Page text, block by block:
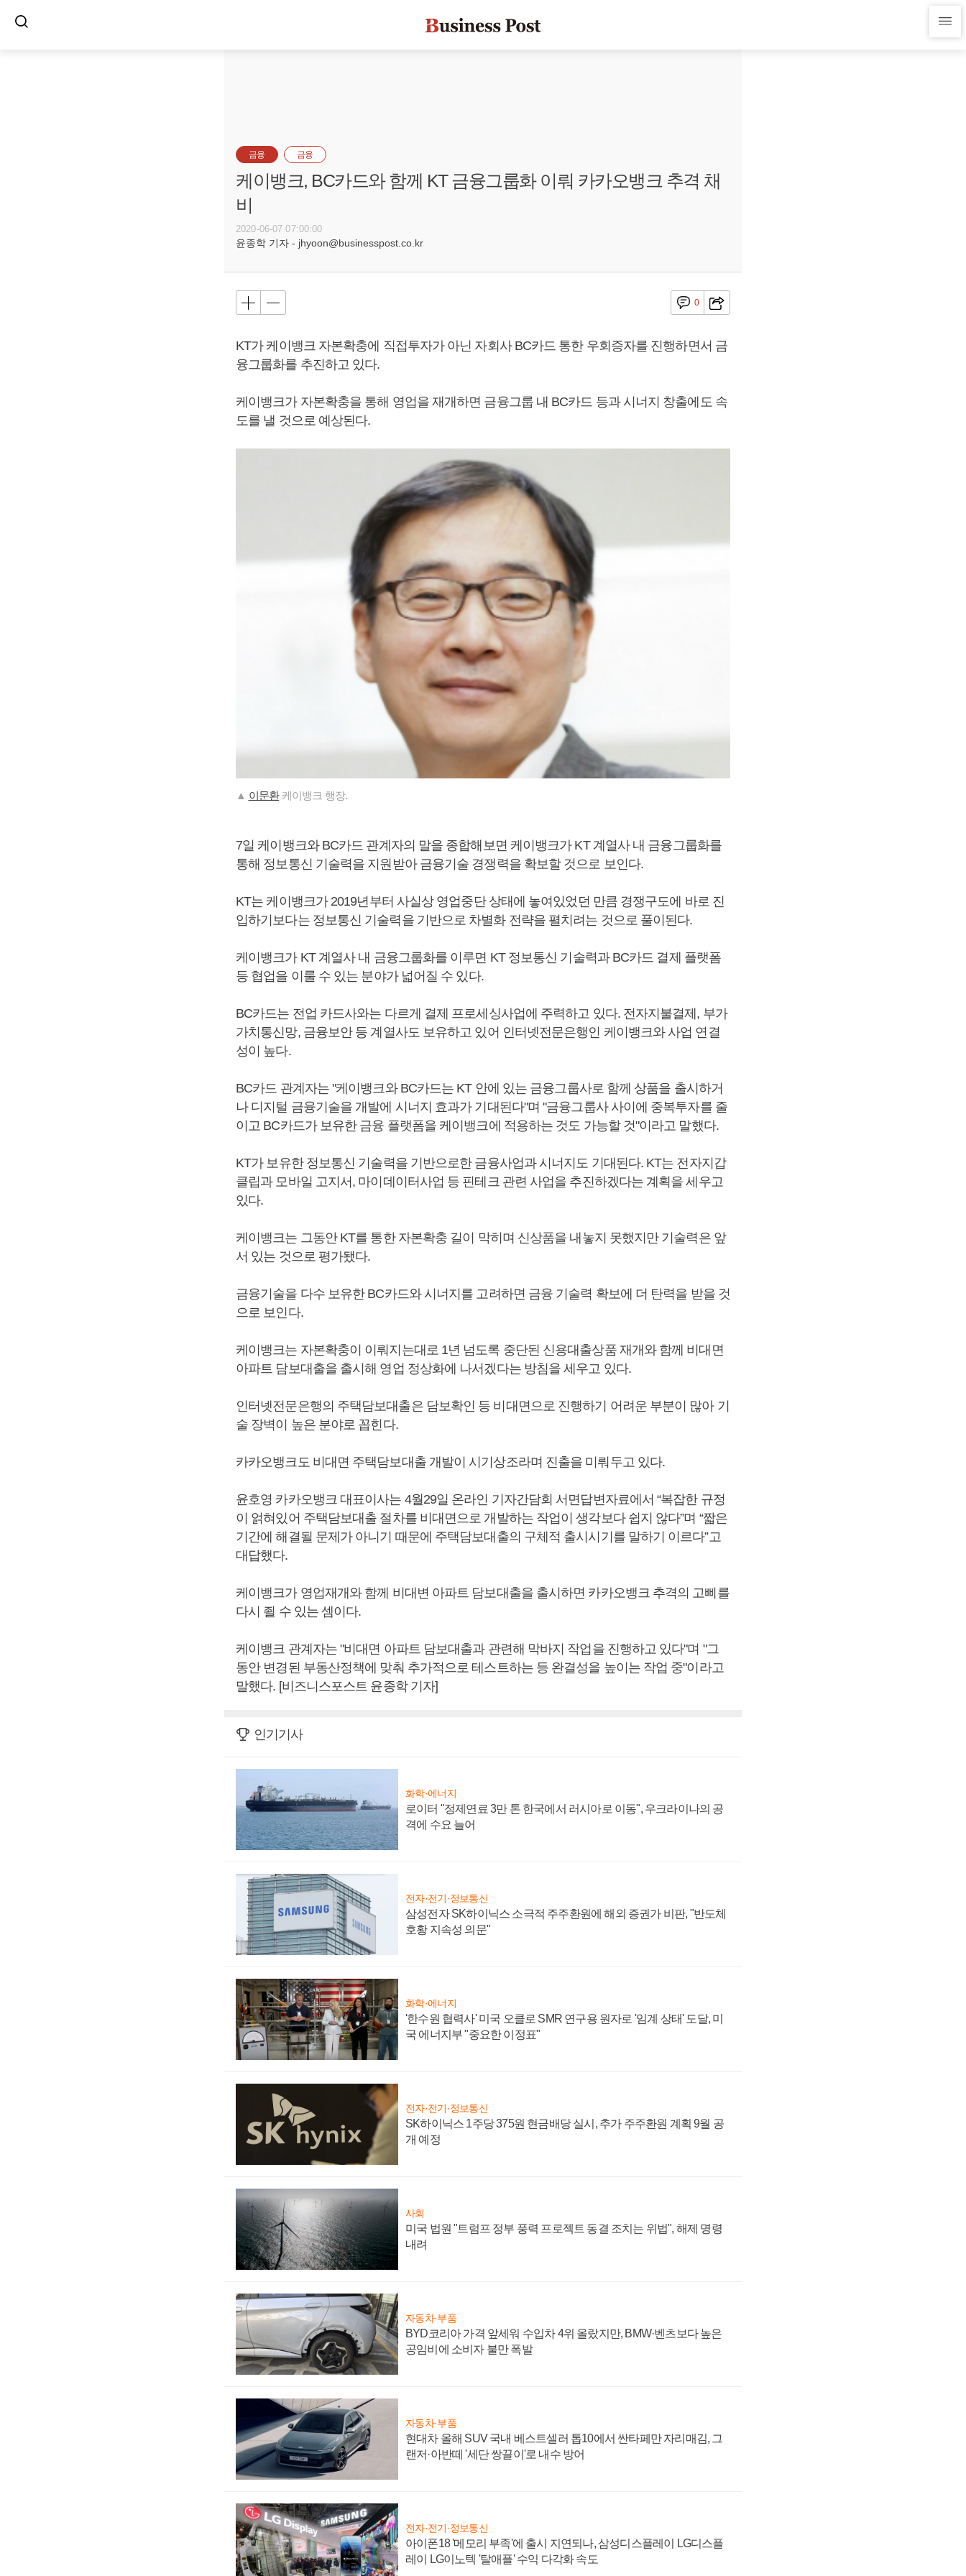
금융 금융
케이뱅크, BC카드와 함께 KT 금융그룹화 이뤄 카카오뱅크 추격 채
비
2020-06-07 07:00:00
윤종학 기자 - jhyoon@businesspost.co.kr
0
KT가 케이뱅크 자본확충에 직접투자가 아닌 자회사 BC카드 통한 우회증자를 진행하면서 금
융그룹화를 추진하고 있다.
케이뱅크가 자본확충을 통해 영업을 재개하면 금융그룹 내 BC카드 등과 시너지 창출에도 속
도를 낼 것으로 예상된다.
▲ 이문환케이뱅크 행장.
7일 케이뱅크와 BC카드 관계자의 말을 종합해보면 케이뱅크가 KT 계열사 내 금융그룹화를
통해 정보통신 기술력을 지원받아 금융기술 경쟁력을 확보할 것으로 보인다.
KT는 케이뱅크가 2019년부터 사실상 영업중단 상태에 놓여있었던 만큼 경쟁구도에 바로 진
입하기보다는 정보통신 기술력을 기반으로 차별화 전략을 펼치려는 것으로 풀이된다.
케이뱅크가 KT 계열사 내 금융그룹화를 이루면 KT 정보통신 기술력과 BC카드 결제 플랫폼
등 협업을 이룰 수 있는 분야가 넓어질 수 있다.
BC카드는 전업 카드사와는 다르게 결제 프로세싱사업에 주력하고 있다. 전자지불결제, 부가
가치통신망, 금융보안 등 계열사도 보유하고 있어 인터넷전문은행인 케이뱅크와 사업 연결
성이 높다.
BC카드 관계자는 "케이뱅크와 BC카드는 KT 안에 있는 금융그룹사로 함께 상품을 출시하거
나 디지털 금융기술을 개발에 시너지 효과가 기대된다"며 "금융그룹사 사이에 중복투자를 줄
이고 BC카드가 보유한 금융 플랫폼을 케이뱅크에 적용하는 것도 가능할 것"이라고 말했다.
KT가 보유한 정보통신 기술력을 기반으로한 금융사업과 시너지도 기대된다. KT는 전자지갑
클립과 모바일 고지서, 마이데이터사업 등 핀테크 관련 사업을 추진하겠다는 계획을 세우고
있다.
케이뱅크는 그동안 KT를 통한 자본확충 길이 막히며 신상품을 내놓지 못했지만 기술력은 앞
서 있는 것으로 평가됐다.
금융기술을 다수 보유한 BC카드와 시너지를 고려하면 금융 기술력 확보에 더 탄력을 받을 것
으로 보인다.
케이뱅크는 자본확충이 이뤄지는대로 1년 넘도록 중단된 신용대출상품 재개와 함께 비대면
아파트 담보대출을 출시해 영업 정상화에 나서겠다는 방침을 세우고 있다.
인터넷전문은행의 주택담보대출은 담보확인 등 비대면으로 진행하기 어려운 부분이 많아 기
술 장벽이 높은 분야로 꼽힌다.
카카오뱅크도 비대면 주택담보대출 개발이 시기상조라며 진출을 미뤄두고 있다.
윤호영 카카오뱅크 대표이사는 4월29일 온라인 기자간담회 서면답변자료에서 “복잡한 규정
이 얽혀있어 주택담보대출 절차를 비대면으로 개발하는 작업이 생각보다 쉽지 않다”며 “짧은
기간에 해결될 문제가 아니기 때문에 주택담보대출의 구체적 출시시기를 말하기 이르다”고
대답했다.
케이뱅크가 영업재개와 함께 비대변 아파트 담보대출을 출시하면 카카오뱅크 추격의 고삐를
다시 죌 수 있는 셈이다.
케이뱅크 관계자는 "비대면 아파트 담보대출과 관련해 막바지 작업을 진행하고 있다"며 "그
동안 변경된 부동산정책에 맞춰 추가적으로 테스트하는 등 완결성을 높이는 작업 중"이라고
말했다. [비즈니스포스트 윤종학 기자]
인기기사
화학·에너지
로이터 "정제연료 3만 톤 한국에서 러시아로 이동", 우크라이나의 공
격에 수요 늘어
전자·전기·정보통신
삼성전자 SK하이닉스 소극적 주주환원에 해외 증권가 비판, "반도체
호황 지속성 의문"
화학·에너지
'한수원 협력사' 미국 오클로 SMR 연구용 원자로 '임계 상태' 도달, 미
국 에너지부 "중요한 이정표"
전자·전기·정보통신
SK하이닉스 1주당 375원 현금배당 실시, 추가 주주환원 계획 9월 공
개 예정
사회
미국 법원 "트럼프 정부 풍력 프로젝트 동결 조치는 위법", 해제 명령
내려
자동차·부품
BYD코리아 가격 앞세워 수입차 4위 올랐지만, BMW·벤츠보다 높은
공임비에 소비자 불만 폭발
자동차·부품
현대차 올해 SUV 국내 베스트셀러 톱10에서 싼타페만 자리매김, 그
랜저·아반떼 '세단 쌍끌이'로 내수 방어
전자·전기·정보통신
아이폰18 '메모리 부족'에 출시 지연되나, 삼성디스플레이 LG디스플
레이 LG이노텍 '탈애플' 수익 다각화 속도